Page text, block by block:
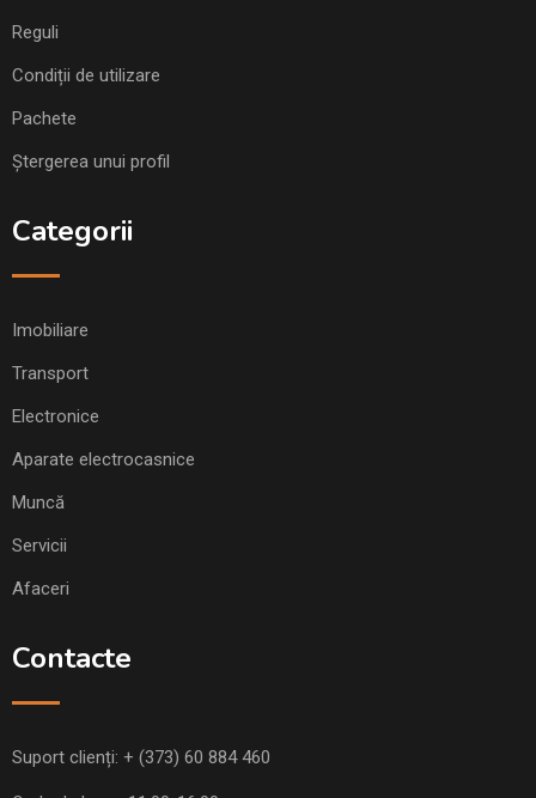
Reguli
Condiții de utilizare
Pachete
Ștergerea unui profil
Categorii
Imobiliare
Transport
Electronice
Aparate electrocasnice
Muncă
Servicii
Afaceri
Contacte
Suport clienți: + (373) 60 884 460